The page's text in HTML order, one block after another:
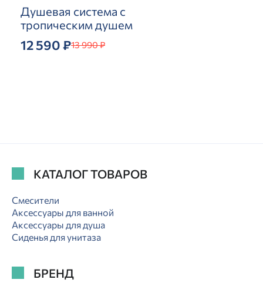
Душевая система с
тропическим душем
12 590 ₽13 990 ₽
КАТАЛОГ ТОВАРОВ
Смесители
Аксессуары для ванной
Аксессуары для душа
Сиденья для унитаза
БРЕНД